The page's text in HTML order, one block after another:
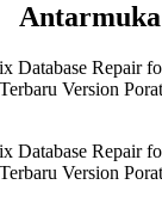
Antarmuka